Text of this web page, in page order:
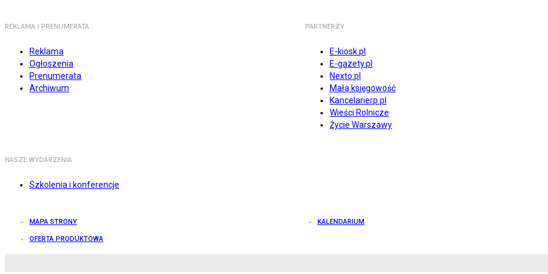
REKLAMA I PRENUMERATA
Reklama
Ogłoszenia
Prenumerata
Archiwum
PARTNERZY
E-kiosk.pl
E-gazety.pl
Nexto.pl
Mała księgowość
Kancelarierp.pl
Wieści Rolnicze
Życie Warszawy
NASZE WYDARZENIA
Szkolenia i konferencje
MAPA STRONY KALENDARIUM
OFERTA PRODUKTOWA